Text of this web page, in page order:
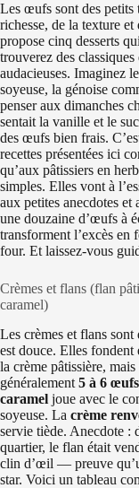
Les œufs sont des petits
richesse, de la texture
propose cinq desserts
trouverez des
audacieuses. Imaginez
soyeuse, la génoise
penser aux dimanches
sentait la vanille et le
des œufs bien frais.
recettes présentées ici
qu’aux pâtissiers en
simples. Elles vont à
aux petites anecdotes et
une douzaine d’œufs à
transforment l’excès
four. Et laissez-vous
Crèmes et flans (flan
caramel)
Les crèmes et flans sont
est douce. Elles fondent
la crème pâtissière,
généralement 5 à 6 œufs
caramel joue avec le
soyeuse. La crème
servie tiède. Anecdote :
quartier, le flan était
clin d’œil — preuve
star. Voici un tableau